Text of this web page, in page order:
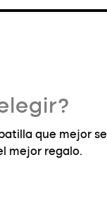
que mejor se
mejor regalo.